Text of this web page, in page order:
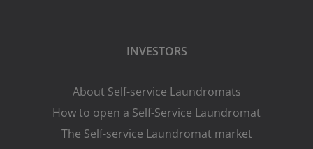
INVESTORS
About Self-service Laundromats
How to open a Self-Service Laundromat
The Self-service Laundromat market